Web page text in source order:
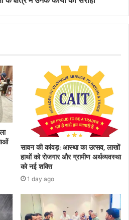
सावन की कांवड़: आस्था का उत्सव, लाखों
हाथों को रोजगार और ग्रामीण अर्थव्यवस्था
को नई शक्ति
1 day ago